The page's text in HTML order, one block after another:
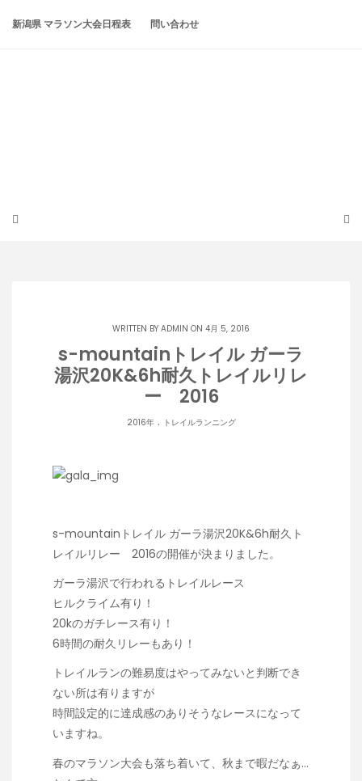
新潟県 マラソン大会日程表 問い合わせ
WRITTEN BY ADMIN ON 4月 5, 2016
s-mountainトレイル ガーラ
湯沢20K&6h耐久トレイルリレ
ー 2016
2016年. トレイルランニング
s-mountainトレイル ガーラ湯沢20K&6h耐久ト
レイルリレー 2016の開催が決まりました。
ガーラ湯沢で行われるトレイルレース
ヒルクライム有り！
20kのガチレース有り！
6時間の耐久リレーもあり！
トレイルランの難易度はやってみないと判断でき
ない所は有りますが
時間設定的に達成感のありそうなレースになって
いますね。
春のマラソン大会も落ち着いて、秋まで暇だなぁ…